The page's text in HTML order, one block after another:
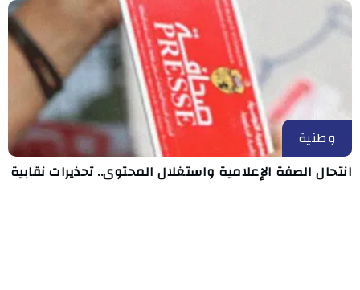
وطنية
انتحال الصفة الإعلامية واستغلال المحتوى.. تحذيرات نقابية